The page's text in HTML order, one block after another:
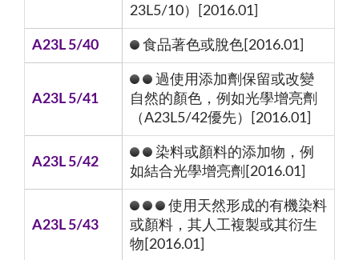
23L5/10）[2016.01]
A23L 5/40 食品著色或脫色[2016.01]
A23L 5/41
過使用添加劑保留或改變
自然的顏色，例如光學增亮劑
（A23L5/42優先）[2016.01]
A23L 5/42
染料或顏料的添加物，例
如結合光學增亮劑[2016.01]
A23L 5/43
使用天然形成的有機染料
或顏料，其人工複製或其衍生
物[2016.01]